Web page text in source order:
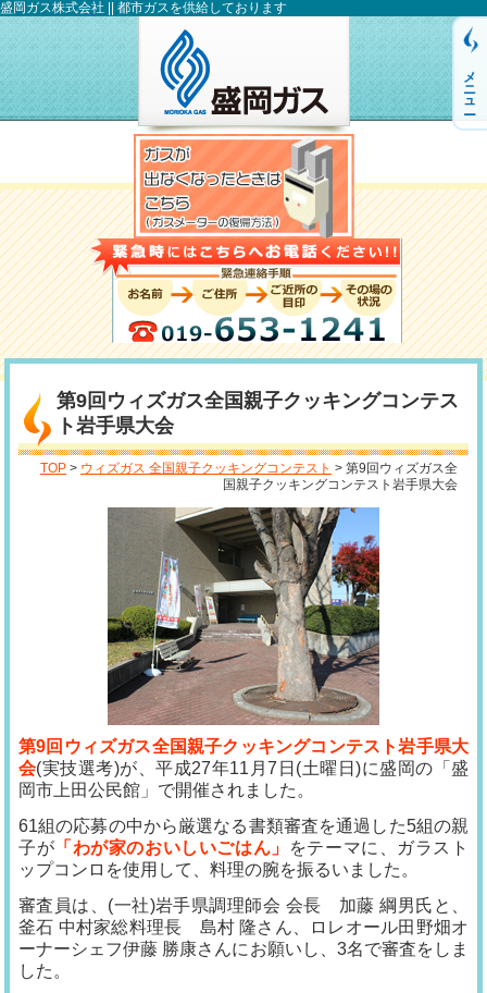
盛岡ガス株式会社 || 都市ガスを供給しております
メニュー
第9回ウィズガス全国親子クッキングコンテス
ト岩手県大会
TOP > ウィズガス 全国親子クッキングコンテスト > 第9回ウィズガス全
国親子クッキングコンテスト岩手県大会
第9回ウィズガス全国親子クッキングコンテスト岩手県大
会(実技選考)が、平成27年11月7日(土曜日)に盛岡の「盛
岡市上田公民館」で開催されました。
61組の応募の中から厳選なる書類審査を通過した5組の親
子が 「わが家のおいしいごはん」
をテーマに、ガラスト
ップコンロを使用して、料理の腕を振るいました。
審査員は、(一社)岩手県調理師会 会長 加藤 綱男氏と、
釜石 中村家総料理長 島村 隆さん、ロレオール田野畑オ
ーナーシェフ伊藤 勝康さんにお願いし、3名で審査をしま
した。